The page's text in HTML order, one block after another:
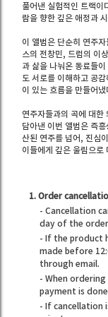
풀어낸 실험적인 트랙
람을 향한 깊은 애정과
이 앨범은 단순히 연주
스의 전창민, 드럼의 이
과 삶을 나눠온 동료들
도 서로를 이해하고 공
이 있는 흐름을 만들어냈
연주자들과의 곡에 대한
담아낸 이번 앨범은 즉
산된 연주를 넘어, 진심
이들에게 깊은 울림으로
1. Order
- Cancellation
day of the
- If the product
made before
through email.
- When
payment is
- If cancellation